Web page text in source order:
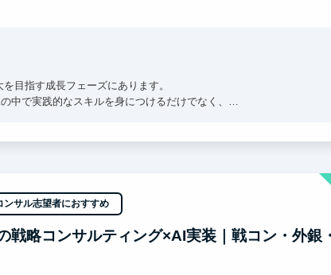
目指す成長フェーズにあります。
中で実践的なスキルを身につけるだけでなく、
践」で学べるのが特長です。
い人はぜひ。
ンサル志望者におすすめ
略コンサルティング×AI実装｜戦コン・外銀・